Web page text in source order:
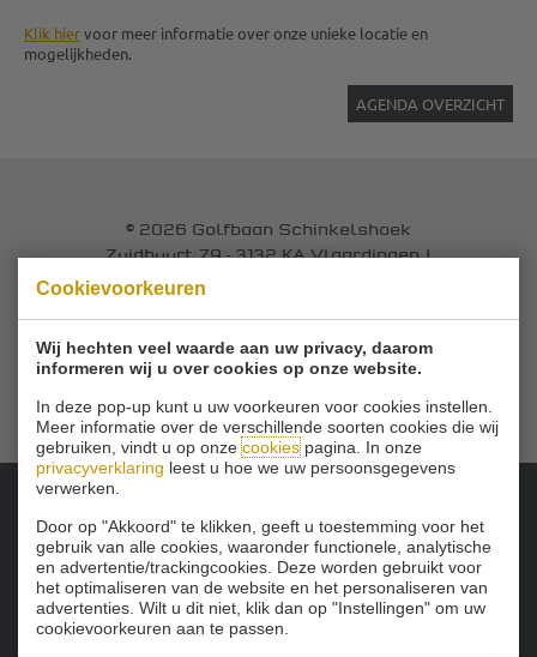
Cookievoorkeuren
Wij hechten veel waarde aan uw privacy, daarom
informeren wij u over cookies op onze website.
In deze pop-up kunt u uw voorkeuren voor cookies instellen.
Meer informatie over de verschillende soorten cookies die wij
gebruiken, vindt u op onzecookiespagina. In onze
privacyverklaring leest u hoe we uw persoonsgegevens
verwerken.
Door op "Akkoord" te klikken, geeft u toestemming voor het
gebruik van alle cookies, waaronder functionele, analytische
en advertentie/trackingcookies. Deze worden gebruikt voor
het optimaliseren van de website en het personaliseren van
advertenties. Wilt u dit niet, klik dan op "Instellingen" om uw
cookievoorkeuren aan te passen.
Klik hiervoor meer informatie over onze unieke locatie en
mogelijkheden.
AGENDA OVERZICHT
© 2026 Golfbaan Schinkelshoek
Zuidbuurt 79 - 3132 KA Vlaardingen|
Tel
Onze sponsoren: